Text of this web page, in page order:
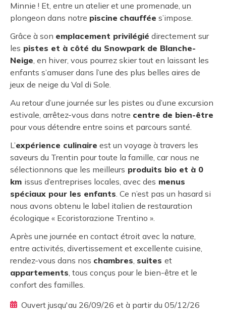
Minnie ! Et, entre un atelier et une promenade, un
plongeon dans notre piscine chauffée s’impose.
Grâce à son emplacement privilégié directement sur
les pistes et à côté du Snowpark de Blanche-
Neige, en hiver, vous pourrez skier tout en laissant les
enfants s’amuser dans l’une des plus belles aires de
jeux de neige du Val di Sole.
Au retour d’une journée sur les pistes ou d’une excursion
estivale, arrêtez-vous dans notre centre de bien-être
pour vous détendre entre soins et parcours santé.
L’expérience culinaire est un voyage à travers les
saveurs du Trentin pour toute la famille, car nous ne
sélectionnons que les meilleurs produits bio et à 0
km issus d’entreprises locales, avec des menus
spéciaux pour les enfants. Ce n’est pas un hasard si
nous avons obtenu le label italien de restauration
écologique « Ecoristorazione Trentino ».
Après une journée en contact étroit avec la nature,
entre activités, divertissement et excellente cuisine,
rendez-vous dans nos chambres, suites et
appartements, tous conçus pour le bien-être et le
confort des familles.
Ouvert jusqu'au 26/09/26 et à partir du 05/12/26